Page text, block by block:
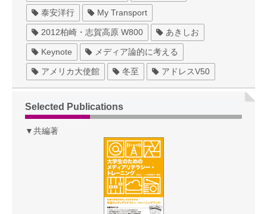
泰安洋行 My Transport
2012柏崎・志賀高原 W800 あきしお
Keynote メディア論的に考える
アメリカ大使館 冬至 アドレスV50
Selected Publications
▼共編著